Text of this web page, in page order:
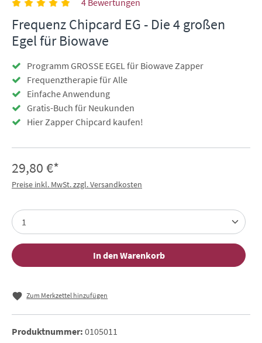
4 Bewertungen
Frequenz Chipcard EG - Die 4 großen
Egel für Biowave
Programm GROSSE EGEL für Biowave Zapper
Frequenztherapie für Alle
Einfache Anwendung
Gratis-Buch für Neukunden
Hier Zapper Chipcard kaufen!
29,80 €*
Preise inkl. MwSt. zzgl. Versandkosten
In den Warenkorb
Zum Merkzettel hinzufügen
Produktnummer: 0105011